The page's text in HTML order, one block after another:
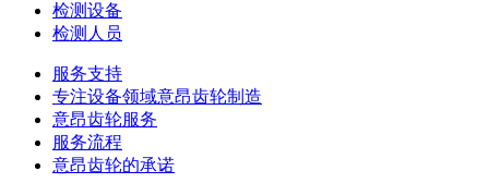
检测设备
检测人员
服务支持
专注设备领域意昂齿轮制造
意昂齿轮服务
服务流程
意昂齿轮的承诺